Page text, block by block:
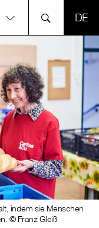
indem sie Menschen
© Franz Gleiß